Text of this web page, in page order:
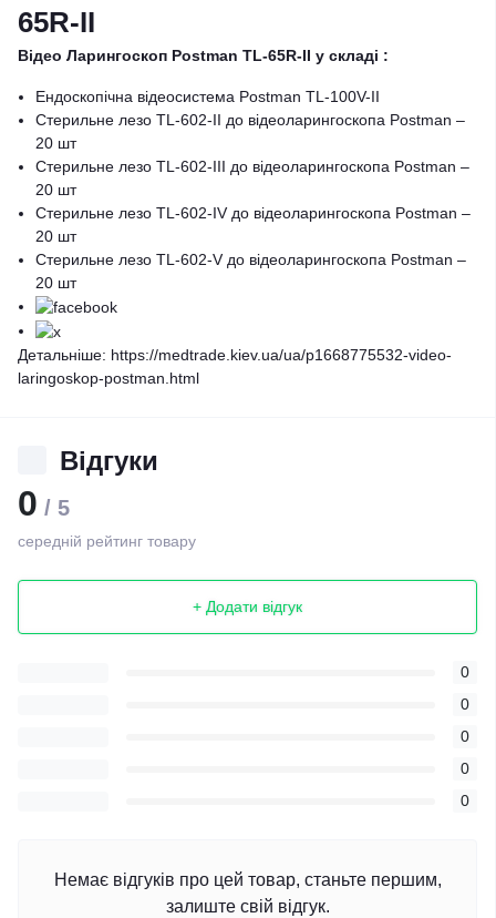
65R-II
Відео Ларингоскоп Postman TL-65R-II у складі :
Ендоскопічна відеосистема Postman TL-100V-II
Стерильне лезо TL-602-II до відеоларингоскопа Postman –
20 шт
Стерильне лезо TL-602-III до відеоларингоскопа Postman –
20 шт
Стерильне лезо TL-602-IV до відеоларингоскопа Postman –
20 шт
Стерильне лезо TL-602-V до відеоларингоскопа Postman –
20 шт
Детальніше: https://medtrade.kiev.ua/ua/p1668775532-video-
laringoskop-postman.html
Відгуки
0 / 5
середній рейтинг товару
+ Додати відгук
0
0
0
0
0
Немає відгуків про цей товар, станьте першим,
залиште свій відгук.